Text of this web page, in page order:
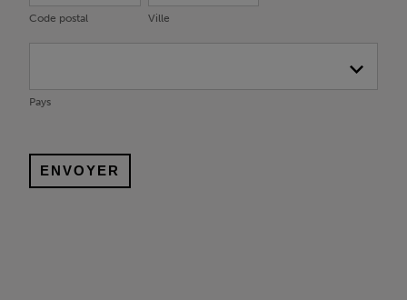
Code postal Ville
Pays
ENVOYER